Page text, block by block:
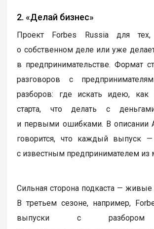
2. «Делай бизнес»
Проект Forbes Russia для тех,
о собственном деле или уже
в предпринимательстве. Формат
разговоров с
разборов: где искать идею, как
старта, что делать с
и первыми ошибками. В описании
говорится, что каждый выпуск —
с известным предпринимателем из
Сильная сторона подкаста —
В третьем сезоне, например,
выпуски с разбором